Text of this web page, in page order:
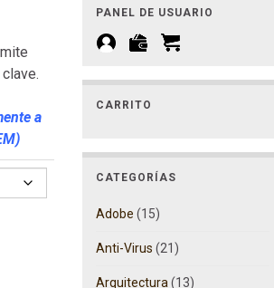
a
- 20-50 Cals cantidad
PANEL DE USUARIO
CARRITO
CATEGORÍAS
Adobe (15)
Anti-Virus (21)
Arquitectura (13)